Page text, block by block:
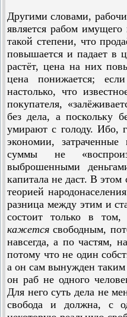
Другими словами,
является рабом
такой степени, что
повышается и падает в
растёт, цена на них
цена понижается;
настолько, что
покупателя,
без дела, а поскольку
умирают с голоду. Ибо,
экономии,
суммы не
выброшенными
капитала не даст. В
теорией
разница между этим и
состоит только в том,
кажется свободным,
навсегда, а по частям,
потому что не один
а он сам вынужден таким
он раб не одного
Для него суть дела не
свобода и должна, с